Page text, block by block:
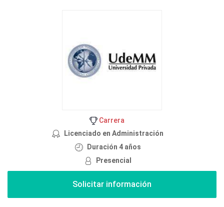
Carrera
Licenciado en Administración
Duración 4 años
Presencial